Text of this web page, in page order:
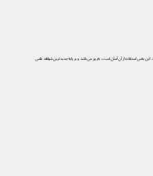
یعنی استفاده از آن آسان است، به‌روز می‌باشد و بر پایه جدیدترین شواهد علمی